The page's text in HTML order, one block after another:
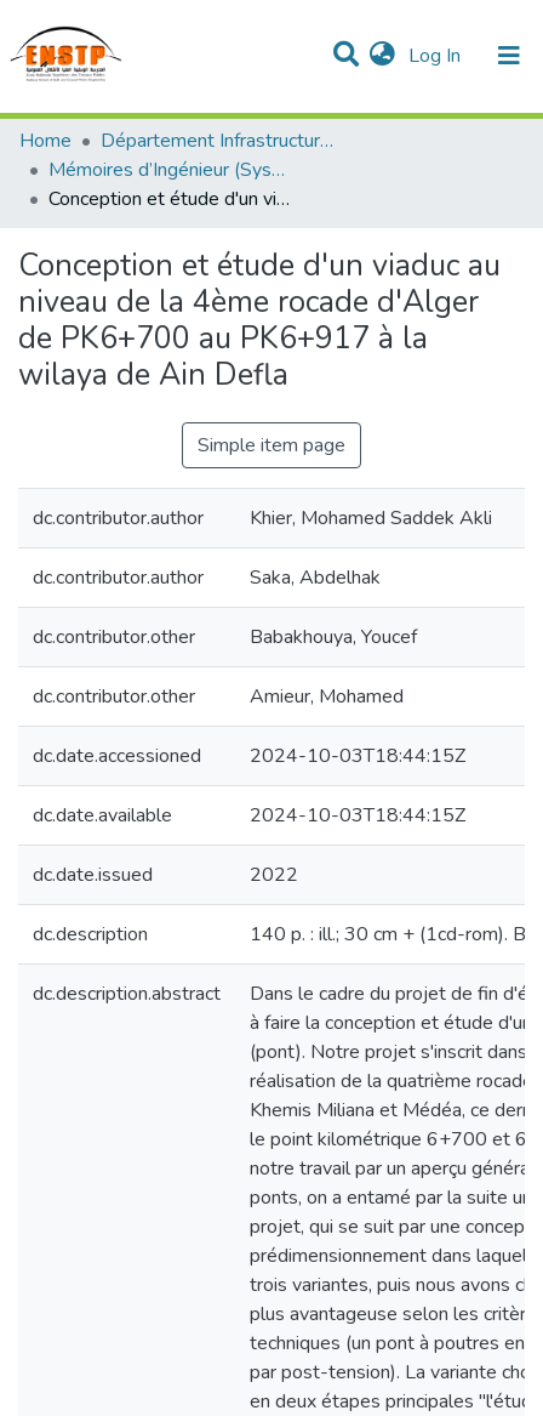
Log In (current)
DSPACE de l'École Nationale Supérieure des Travaux
Publics
Communities & Collections
Statistics
All of DSpace
Home
Département Infrastructures de Base (DIB)
Mémoires d’Ingénieur (Système LMD)
Conception et étude d'un viaduc au niveau de la 4ème rocade d'Alger de PK6+700 au PK6+917 à la wilaya de Ain Defla
Conception et étude d'un viaduc au
niveau de la 4ème rocade d'Alger
de PK6+700 au PK6+917 à la
wilaya de Ain Defla
Simple item page
dc.contributor.author Khier, Mohamed Saddek Akli
dc.contributor.author Saka, Abdelhak
dc.contributor.other Babakhouya, Youcef
dc.contributor.other Amieur, Mohamed
dc.date.accessioned 2024-10-03T18:44:15Z
dc.date.available 2024-10-03T18:44:15Z
dc.date.issued 2022
dc.description 140 p. : ill.; 30 cm + (1cd-rom).
dc.description.abstract
Dans le cadre du projet de fin
à faire la conception et étude d'un
(pont). Notre projet s'inscrit dans
réalisation de la quatrième
Khemis Miliana et Médéa, ce
le point kilométrique 6+700 et
notre travail par un aperçu
ponts, on a entamé par la suite
projet, qui se suit par une
prédimensionnement dans
trois variantes, puis nous avons
plus avantageuse selon les
techniques (un pont à poutres en
par post-tension). La variante
en deux étapes principales